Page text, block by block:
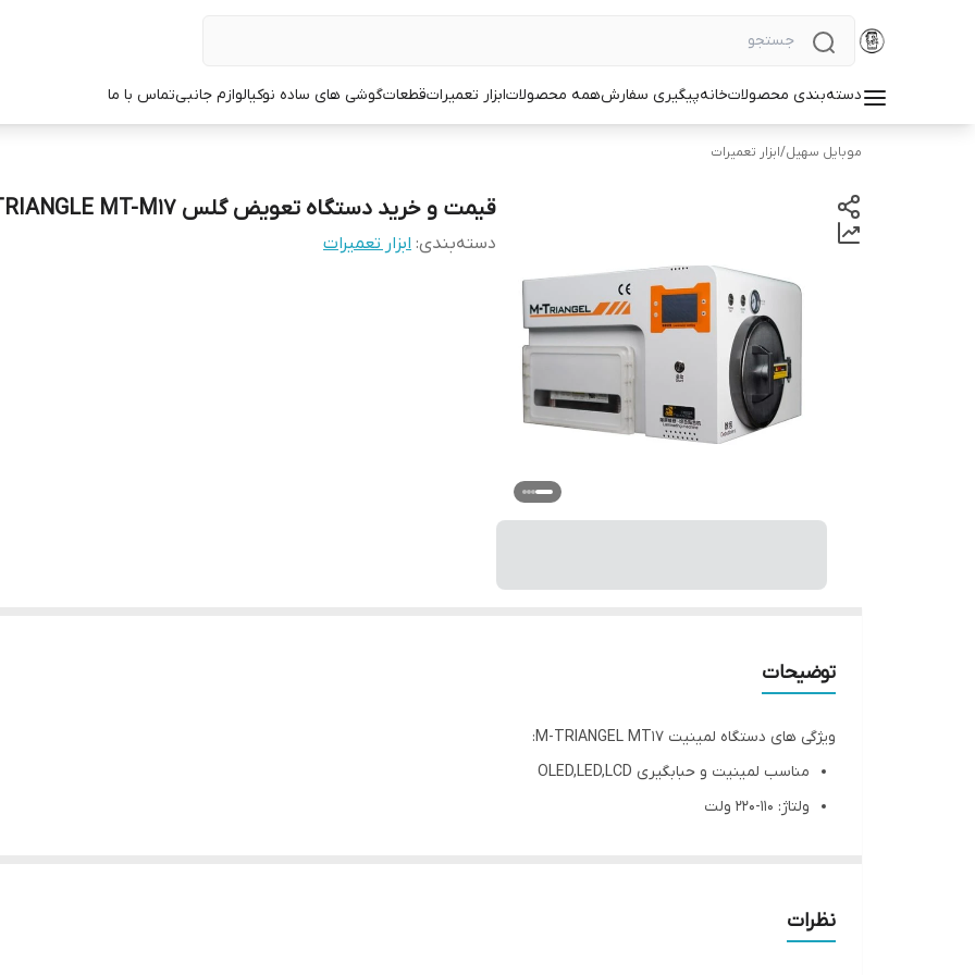
دسته‌بندی محصولاتخانهپیگیری سفارشهمه محصولاتابزار تعمیراتقطعاتگوشی های ساده نوکیالوازم جانبیتماس با ما
موبایل سهیل/ابزار تعمیرات
قیمت و خرید دستگاه تعویض گلس M-TRIANGLE MT-M17
دسته‌بندی: ابزار تعمیرات
توضیحات
ویژگی های دستگاه لمینیت M-TRIANGEL MT17:
مناسب لمینیت و حبابگیری OLED,LED,LCD
ولتاژ: 110-220 ولت
قابلیت حبابگیری بین 5 تا 10 دقیقه (محفظه حباب زدایی می تواند 20 عدد LCD را به طور همزمان بارگیری کند)
ابعاد: 535*425*355 میلی متر
نظرات